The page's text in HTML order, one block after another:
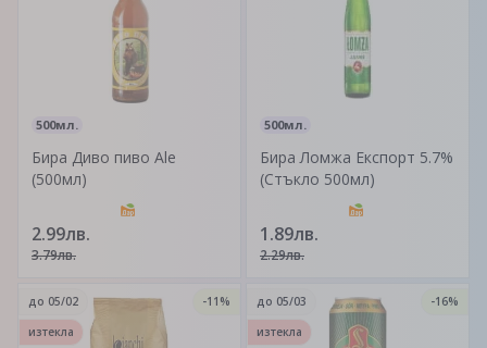
500мл.
Бира Диво пиво Ale
(500мл)
2.99лв.
3.79лв.
500мл.
Бира Ломжа Експорт 5.7%
(Стъкло 500мл)
1.89лв.
2.29лв.
до 05/02
-11%
изтекла
до 05/03
-16%
изтекла